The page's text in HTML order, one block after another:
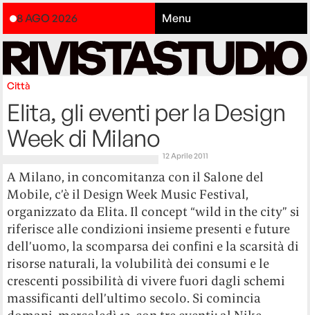
8 AGO 2026 Menu
Città
Elita, gli eventi per la Design
Week di Milano
12 Aprile 2011
A Milano, in concomitanza con il Salone del
Mobile, c’è il Design Week Music Festival,
organizzato da Elita. Il concept “wild in the city” si
riferisce alle condizioni insieme presenti e future
dell’uomo, la scomparsa dei confini e la scarsità di
risorse naturali, la volubilità dei consumi e le
crescenti possibilità di vivere fuori dagli schemi
massificanti dell’ultimo secolo. Si comincia